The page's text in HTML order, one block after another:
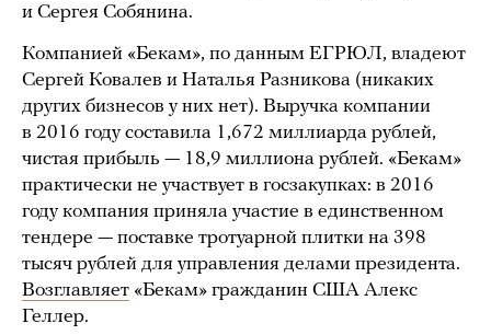
и Сергея Собянина.
Компанией «Бекам», по данным ЕГРЮЛ, владеют
Сергей Ковалев и Наталья Разникова (никаких
других бизнесов у них нет). Выручка компании
в 2016 году составила 1,672 миллиарда рублей,
чистая прибыль — 18,9 миллиона рублей. «Бекам»
практически не участвует в госзакупках: в 2016
году компания приняла участие в единственном
тендере — поставке тротуарной плитки на 398
тысяч рублей для управления делами президента.
Возглавляет «Бекам» гражданин США Алекс
Геллер.